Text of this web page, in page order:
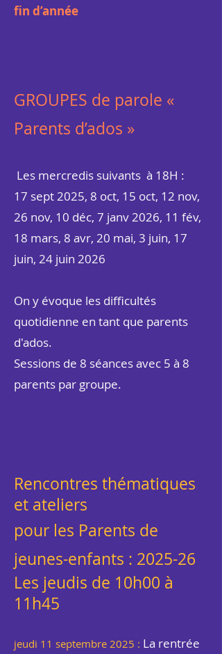
fin d’année
GROUPES de parole «
Parents d’ados »
Les mercredis suivants à 18H :
17 sept 2025, 8 oct, 15 oct, 12 nov,
26 nov, 10 déc, 7 janv 2026, 11 fév,
18 mars, 8 avr, 20 mai, 3 juin, 17
juin, 24 juin 2026
On y évoque les difficultés
quotidienne en tant que parents
d'ados.
Sessions de 8 séances avec 5 à 8
parents par groupe.
Rencontres thématiques
et ateliers
pour les Parents de
jeunes-enfants : 2025-26
Les jeudis de 10h00 à
11h45
jeudi 11 septembre 2025 : La rentrée